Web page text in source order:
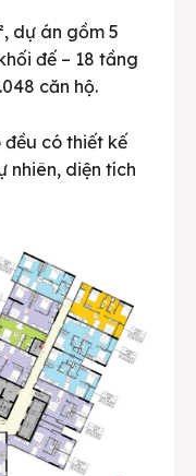
dự án gồm 5
đế – 18 tầng
căn hộ.
đều có thiết kế
nhiên, diện tích